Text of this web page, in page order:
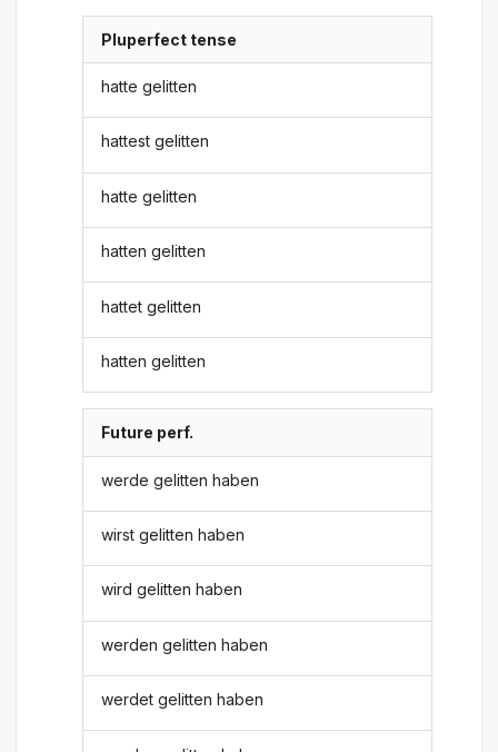
Pluperfect tense
hatte gelitten
hattest gelitten
hatte gelitten
hatten gelitten
hattet gelitten
hatten gelitten
Future perf.
werde gelitten haben
wirst gelitten haben
wird gelitten haben
werden gelitten haben
werdet gelitten haben